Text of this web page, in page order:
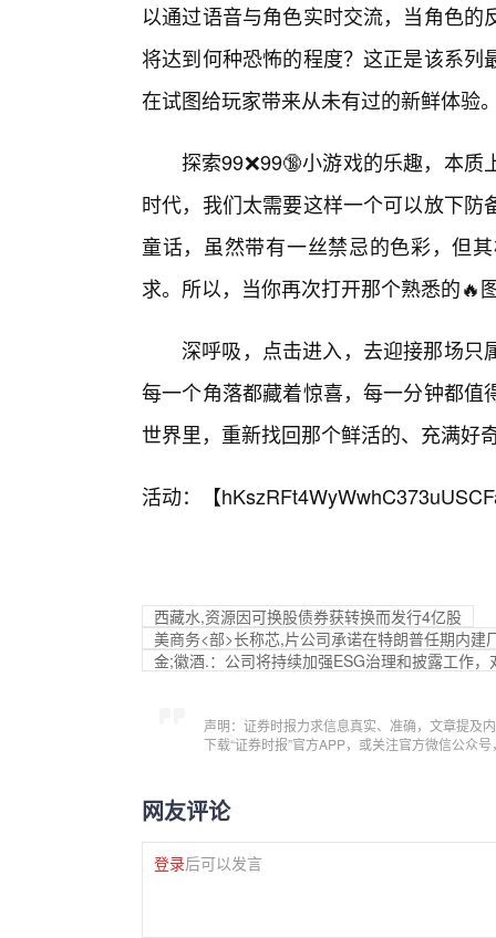
以通过语音与角色实时交流，当角色
将达到何种恐怖的程度？这正是该系
在试图给玩家带来从未有过的新鲜体验
探索99❌99🔞小游戏的乐趣，本
时代，我们太需要这样一个可以放下
童话，虽然带有一丝禁忌的色彩，但
求。所以，当你再次打开那个熟悉的🔥
深呼吸，点击进入，去迎接那场只
每一个角落都藏着惊喜，每一分钟都
世界里，重新找回那个鲜活的、充满好
活动：【
西藏水,资源因可换股债券获转换而发行4亿股
美商务<部>长称芯,片公司承诺在特朗普任期内建
金;徽酒.：公司将持续加强ESG治理和披露工作
声明：证券时报力求信息真实、准确，文章提及
下载“证券时报”官方APP，或关注官方微信公众
网友评论
登录后可以发言